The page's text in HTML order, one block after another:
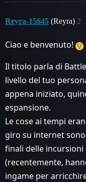
Reyra-15645 (Reyra) 2
Ciao e benvenuto!
Il titolo parla di
livello del tuo
appena iniziato,
espansione.
Le cose ai tempi
giro su internet
finali delle
(recentemente,
ingame per